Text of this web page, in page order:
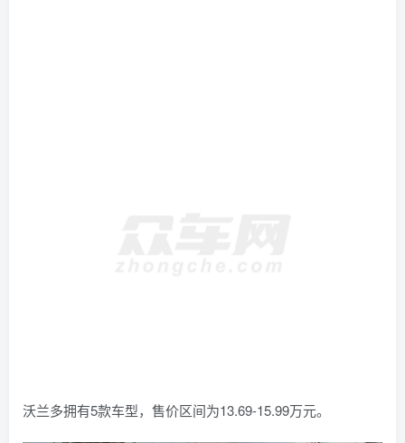
沃兰多拥有5款车型，售价区间为13.69-15.99万元。